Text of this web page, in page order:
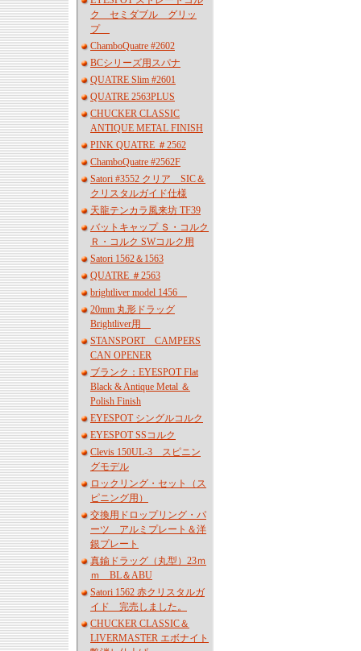
ク セミダブル グリッ
プ
ChamboQuatre #2602
BCシリーズ用スパナ
QUATRE Slim #2601
QUATRE 2563PLUS
CHUCKER CLASSIC
ANTIQUE METAL FINISH
PINK QUATRE ＃2562
ChamboQuatre #2562F
Satori #3552 クリア SIC＆
クリスタルガイド仕様
天龍テンカラ風来坊 TF39
バットキャップ Ｓ・コルク
Ｒ・コルク SWコルク用
Satori 1562＆1563
QUATRE ＃2563
brightliver model 1456
20mm 丸形ドラッグ
Brightliver用
STANSPORT CAMPERS
CAN OPENER
ブランク：EYESPOT Flat
Black & Antique Metal ＆
Polish Finish
EYESPOT シングルコルク
EYESPOT SSコルク
Clevis 150UL-3 スピニン
グモデル
ロックリング・セット（ス
ピニング用）
交換用ドロップリング・パ
ーツ アルミプレート＆洋
銀プレート
真鍮ドラッグ（丸型）23ｍ
ｍ BL＆ABU
Satori 1562 赤クリスタルガ
イド 完売しました。
CHUCKER CLASSIC＆
LIVERMASTER エボナイト